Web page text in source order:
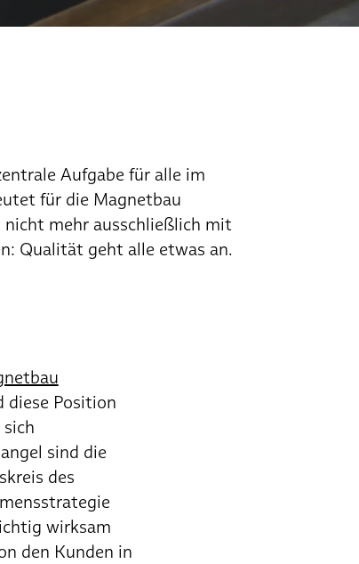
Aufgabe für alle im
für die Magnetbau
nicht mehr ausschließlich mit
Qualität geht alle etwas an.
diese Position
sind die
des
wirksam
den Kunden in